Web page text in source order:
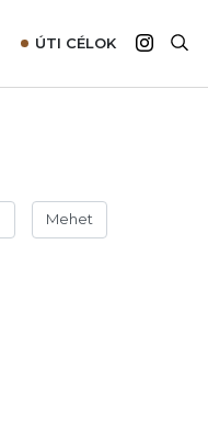
ÚTI CÉLOK
Ausztrália
Mehet